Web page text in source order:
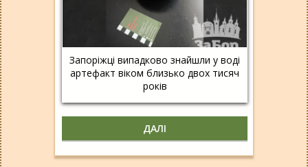
Запоріжці випадково знайшли у воді
артефакт віком близько двох тисяч
років
ДАЛІ